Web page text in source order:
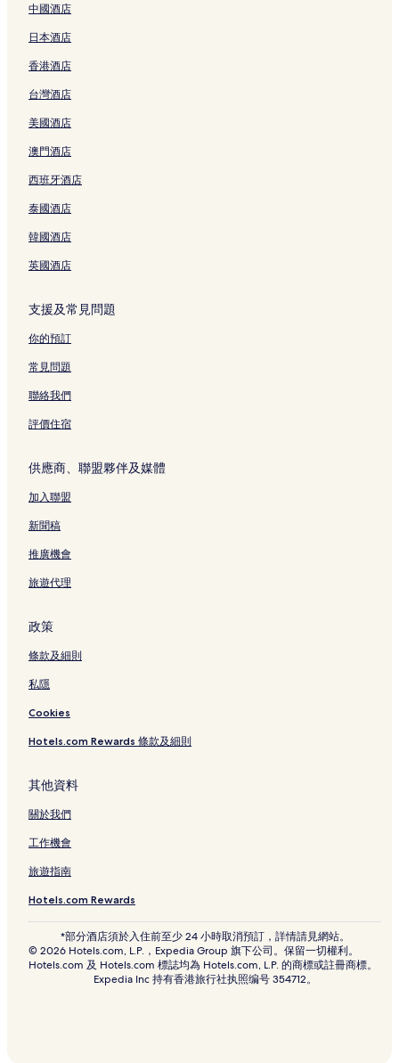
中國酒店
日本酒店
香港酒店
台灣酒店
美國酒店
澳門酒店
西班牙酒店
泰國酒店
韓國酒店
英國酒店
支援及常見問題
你的預訂
常見問題
聯絡我們
評價住宿
供應商、聯盟夥伴及媒體
加入聯盟
新聞稿
推廣機會
旅遊代理
政策
條款及細則
私隱
Cookies
Hotels.com Rewards 條款及細則
其他資料
關於我們
工作機會
旅遊指南
Hotels.com Rewards
*部分酒店須於入住前至少 24 小時取消預訂，詳情請見網站。
© 2026 Hotels.com, L.P.，Expedia Group 旗下公司。保留一切權利。
Hotels.com 及 Hotels.com 標誌均為 Hotels.com, L.P. 的商標或註冊商標。
Expedia Inc 持有香港旅行社执照编号 354712。